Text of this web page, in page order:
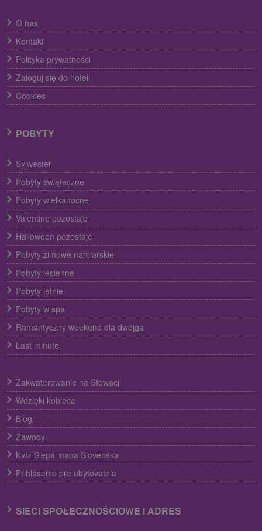
O nas
Kontakt
Polityka prywatności
Zaloguj się do hoteli
Cookies
POBYTY
Sylwester
Pobyty świąteczne
Pobyty wielkanocne
Valentine pozostaje
Halloween pozostaje
Pobyty zimowe narciarskie
Pobyty jesienne
Pobyty letnie
Pobyty w spa
Romantyczny weekend dla dwojga
Last minute
Zakwaterowanie na Słowacji
Wdzięki kobiece
Blog
Zawody
Kvíz Slepá mapa Slovenska
Prihlásenie pre ubytovateľa
SIECI SPOŁECZNOŚCIOWE I ADRES